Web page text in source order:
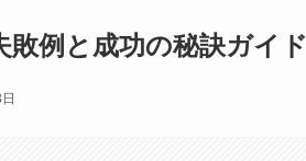
敗例と成功の秘訣ガイド